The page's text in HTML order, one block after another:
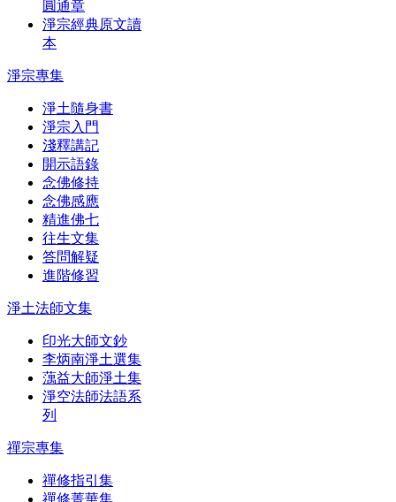
圓通章
淨宗經典原文讀
本
淨宗專集
淨土隨身書
淨宗入門
淺釋講記
開示語錄
念佛修持
念佛感應
精進佛七
往生文集
答問解疑
進階修習
淨土法師文集
印光大師文鈔
李炳南淨土選集
蕅益大師淨土集
淨空法師法語系
列
禪宗專集
禪修指引集
禪修菁華集